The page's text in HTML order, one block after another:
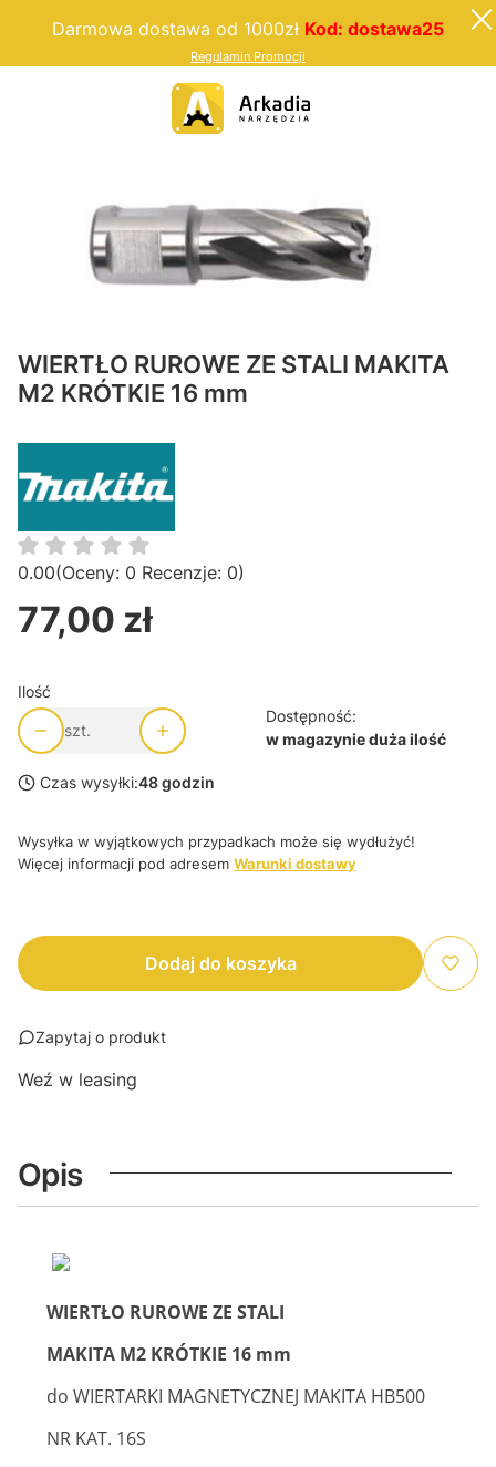
Darmowa dostawa od 1000zł Kod: dostawa25
Regulamin Promocji
WIERTŁO RUROWE ZE STALI MAKITA
M2 KRÓTKIE 16 mm
0.00(Oceny: 0 Recenzje: 0)
Cena
77,00 zł
Ilość
szt.
Dostępność:
w magazynie duża ilość
Czas wysyłki:48 godzin
Wysyłka w wyjątkowych przypadkach może się wydłużyć!
Więcej informacji pod adresem Warunki dostawy
Dodaj do koszyka
Zapytaj o produkt
Weź w leasing
Opis
WIERTŁO RUROWE ZE STALI
MAKITA M2 KRÓTKIE 16 mm
do WIERTARKI MAGNETYCZNEJ MAKITA HB500
NR KAT. 16S